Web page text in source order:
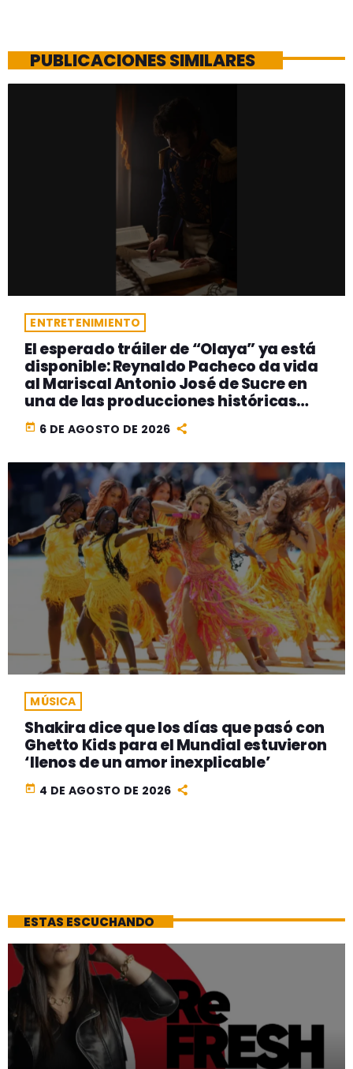
PUBLICACIONES SIMILARES
ENTRETENIMIENTO
El esperado tráiler de “Olaya” ya está
disponible: Reynaldo Pacheco da vida
al Mariscal Antonio José de Sucre en
una de las producciones históricas
más ambiciosas del cine peruano
today 6 DE AGOSTO DE 2026
MÚSICA
Shakira dice que los días que pasó con
Ghetto Kids para el Mundial estuvieron
‘llenos de un amor inexplicable’
today 4 DE AGOSTO DE 2026
ESTAS ESCUCHANDO